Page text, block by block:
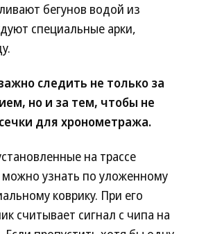
бегунов водой из
специальные арки,
следить не только за
но и за тем, чтобы не
для хронометража.
на трассе
узнать по уложенному
коврику. При его
считывает сигнал с чипа на